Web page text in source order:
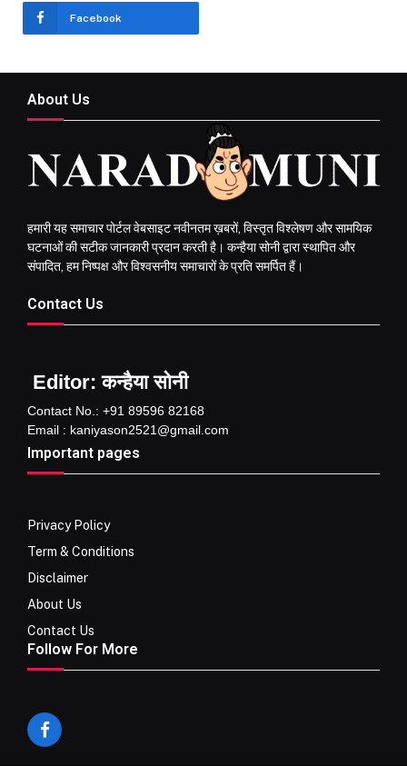
Facebook
About Us
हमारी यह समाचार पोर्टल वेबसाइट नवीनतम ख़बरों, विस्तृत विश्लेषण और सामयिक
घटनाओं की सटीक जानकारी प्रदान करती है। कन्हैया सोनी द्वारा स्थापित और
संपादित, हम निष्पक्ष और विश्वसनीय समाचारों के प्रति समर्पित हैं।
Contact Us
Editor: कन्हैया सोनी
Contact No.: +91 89596 82168
Email : kaniyason2521@gmail.com
Important pages
Privacy Policy
Term & Conditions
Disclaimer
About Us
Contact Us
Follow For More
Facebook